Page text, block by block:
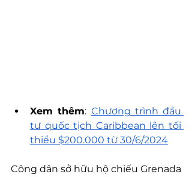
Xem thêm: Chương trình đầu
tư quốc tịch Caribbean lên tối
thiểu $200.000 từ 30/6/2024
Công dân sở hữu hộ chiếu Grenada